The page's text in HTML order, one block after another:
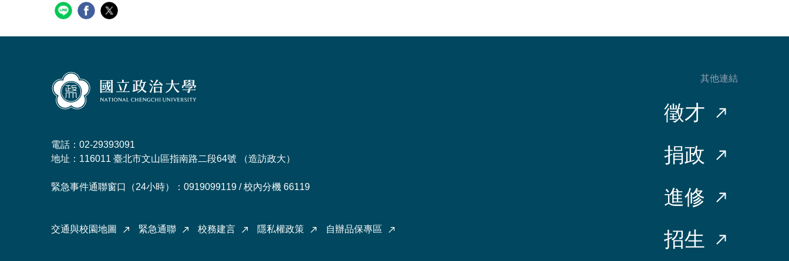
電話：02-29393091
地址：116011 臺北市文山區指南路二段64號 （造訪政大）
緊急事件通聯窗口（24小時）：0919099119 / 校內分機 66119
交通與校園地圖 緊急通聯 校務建言 隱私權政策 自辦品保專區
其他連結
徵才
捐政
進修
招生